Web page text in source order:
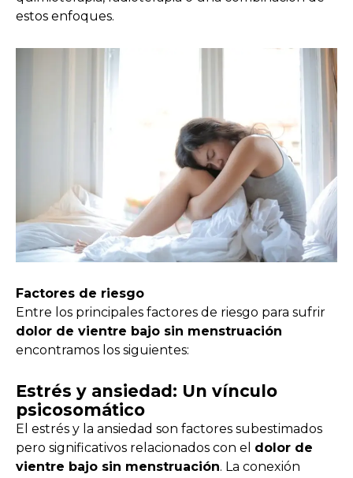
estos enfoques.
Factores de riesgo
Entre los principales factores de riesgo para sufrir
dolor de vientre bajo sin menstruación
encontramos los siguientes:
Estrés y ansiedad: Un vínculo
psicosomático
El estrés y la ansiedad son factores subestimados
pero significativos relacionados con el dolor de
vientre bajo sin menstruación. La conexión